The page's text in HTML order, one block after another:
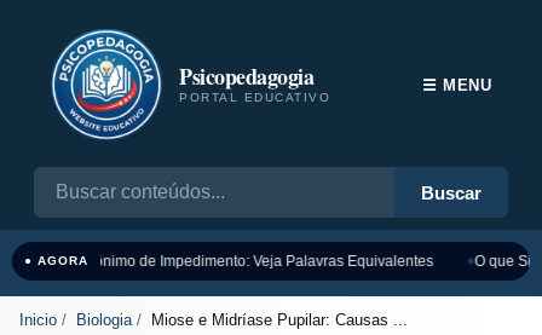
Psicopedagogia
PORTAL EDUCATIVO
Buscar
☰ MENU
● AGORASinônimo de Impedimento: Veja Palavras Equivalentes O que
Inicio Biologia Miose e Midríase Pupilar: Causas ...